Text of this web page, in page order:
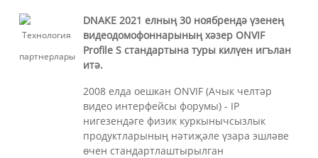
DNAKE 2021 елның 30 ноябрендә үзенең
видеодомофоннарының хәзер ONVIF
Profile S стандартына туры килүен игълан
итә.
2008 елда оешкан ONVIF (Ачык челтәр
видео интерфейсы форумы) - IP
нигезендәге физик куркынычсызлык
продуктларының нәтиҗәле үзара эшләве
өчен стандартлаштырылган